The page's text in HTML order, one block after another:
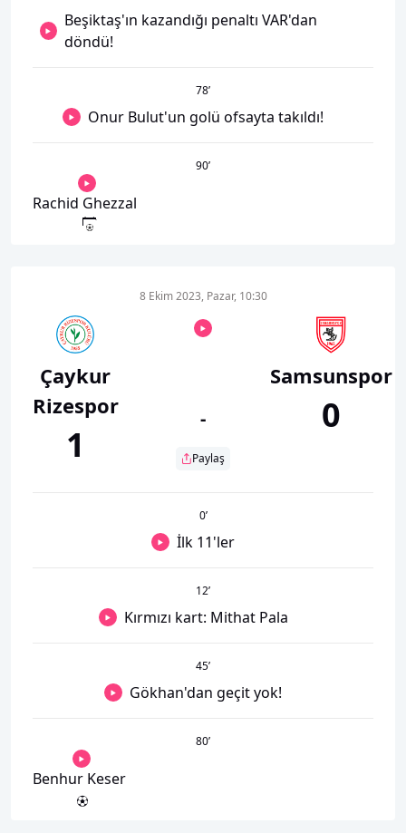
Beşiktaş'ın kazandığı penaltı VAR'dan
döndü!
78’
Onur Bulut'un golü ofsayta takıldı!
90’
Rachid Ghezzal
Çaykur
Rizespor
1
8 Ekim 2023, Pazar, 10:30
-
Paylaş
Samsunspor
0
0’
İlk 11'ler
12’
Kırmızı kart: Mithat Pala
45’
Gökhan'dan geçit yok!
80’
Benhur Keser